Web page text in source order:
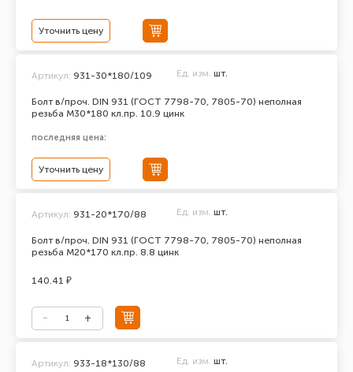
Уточнить цену
Болт в/проч. DIN 931 (ГОСТ 7798-70, 7805-70) неполная
резьба М30*180 кл.пр. 10.9 цинк
Артикул: 931-30*180/109 Ед. изм. шт.
последняя цена:
Уточнить цену
Болт в/проч. DIN 931 (ГОСТ 7798-70, 7805-70) неполная
резьба М20*170 кл.пр. 8.8 цинк
Артикул: 931-20*170/88 Ед. изм. шт.
140.41 ₽
Артикул: 933-18*130/88 Ед. изм. шт.